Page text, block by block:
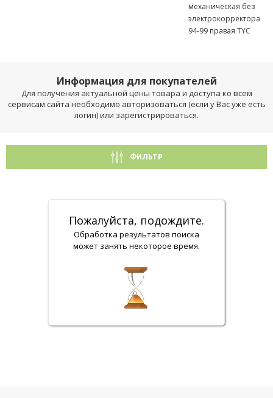
механическая без
электрокорректора
94-99 правая TYC
Информация для покупателей
Для получения актуальной цены товара и доступа ко всем
сервисам сайта необходимо авторизоваться (если у Вас уже есть
логин) или зарегистрироваться.
ФИЛЬТР
Пожалуйста, подождите.
Обработка результатов поиска
может занять некоторое время.